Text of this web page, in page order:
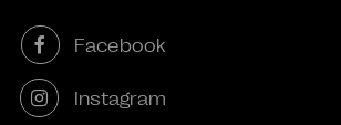
Facebook
Instagram